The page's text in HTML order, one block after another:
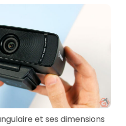
et ses dimensions